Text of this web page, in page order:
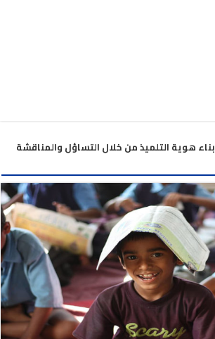
بناء هوية التلميذ من خلال التساؤل والمناقشة